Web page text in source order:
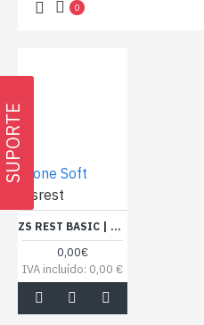
SUPORTE
0
Zone Soft
zsrest
ZS REST BASIC | LITE | PRO PLUS (MENSAL)
0,00€
IVA incluído: 0,00 €